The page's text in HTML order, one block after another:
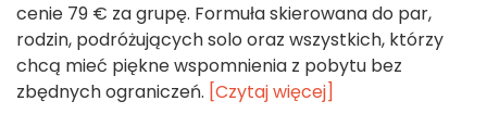
cenie 79 € za grupę. Formuła skierowana do par,
rodzin, podróżujących solo oraz wszystkich, którzy
chcą mieć piękne wspomnienia z pobytu bez
zbędnych ograniczeń. [Czytaj więcej]